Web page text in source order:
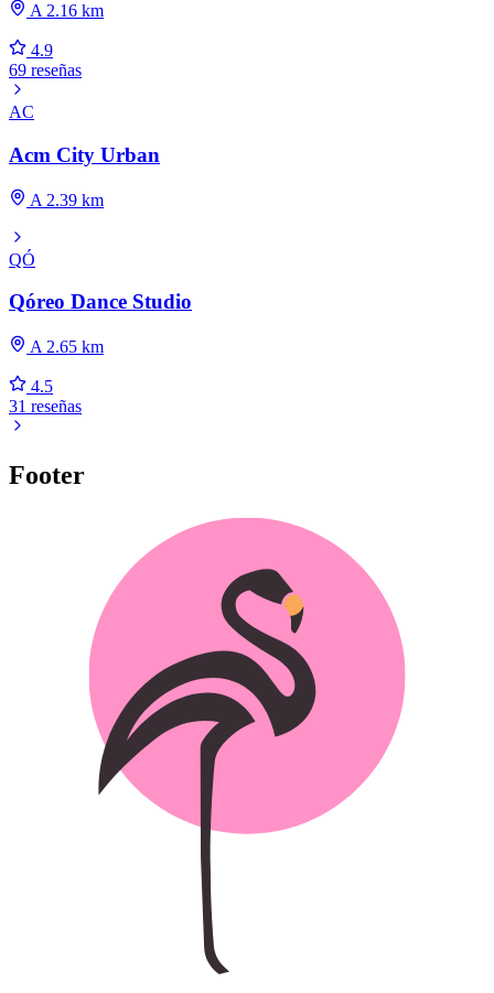
A 2.16 km
4.9
69 reseñas
AC
Acm City Urban
A 2.39 km
QÓ
Qóreo Dance Studio
A 2.65 km
4.5
31 reseñas
Footer